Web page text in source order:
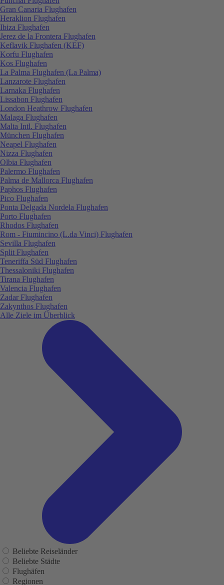
Gran Canaria Flughafen
Heraklion Flughafen
Ibiza Flughafen
Jerez de la Frontera Flughafen
Keflavik Flughafen (KEF)
Korfu Flughafen
Kos Flughafen
La Palma Flughafen (La Palma)
Lanzarote Flughafen
Larnaka Flughafen
Lissabon Flughafen
London Heathrow Flughafen
Malaga Flughafen
Malta Intl. Flughafen
München Flughafen
Neapel Flughafen
Nizza Flughafen
Olbia Flughafen
Palermo Flughafen
Palma de Mallorca Flughafen
Paphos Flughafen
Pico Flughafen
Ponta Delgada Nordela Flughafen
Porto Flughafen
Rhodos Flughafen
Rom - Fiumincino (L.da Vinci) Flughafen
Sevilla Flughafen
Split Flughafen
Teneriffa Süd Flughafen
Thessaloniki Flughafen
Tirana Flughafen
Valencia Flughafen
Zadar Flughafen
Zakynthos Flughafen
Alle Ziele im Überblick
Beliebte Reiseländer
Beliebte Städte
Flughäfen
Regionen